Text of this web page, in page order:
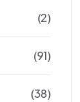
(2)
(91)
(38)